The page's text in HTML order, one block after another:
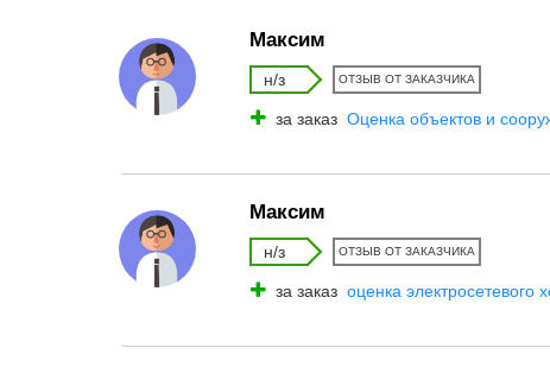
Максим
н/з ОТЗЫВ ОТ ЗАКАЗЧИКА
за заказ Оценка объектов и
Максим
н/з ОТЗЫВ ОТ ЗАКАЗЧИКА
за заказ оценка электросетевого